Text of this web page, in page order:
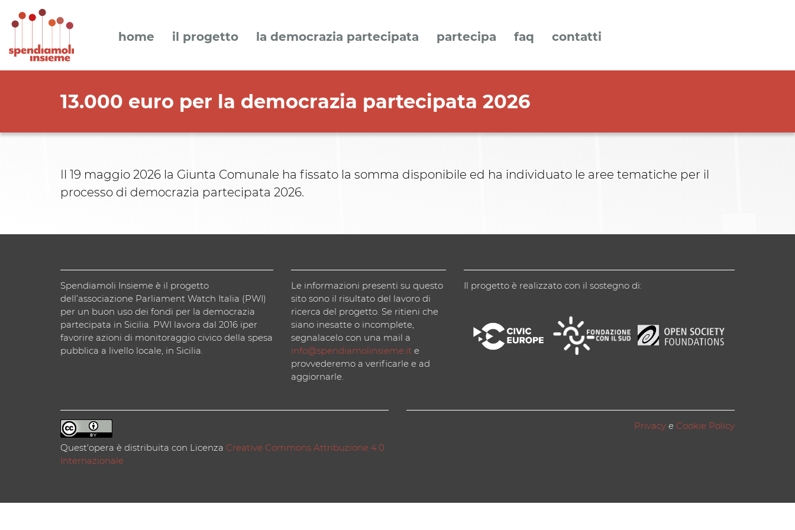
home il progetto la democrazia partecipata partecipa faq contatti
13.000 euro per la democrazia partecipata 2026
Il 19 maggio 2026 la Giunta Comunale ha fissato la somma disponibile ed ha individuato le aree tematiche per il
processo di democrazia partecipata 2026.
Spendiamoli Insieme è il progetto
dell’associazione Parliament Watch Italia (PWI)
per un buon uso dei fondi per la democrazia
partecipata in Sicilia. PWI lavora dal 2016 iper
favorire azioni di monitoraggio civico della spesa
pubblica a livello locale, in Sicilia.
Le informazioni presenti su questo
sito sono il risultato del lavoro di
ricerca del progetto. Se ritieni che
siano inesatte o incomplete,
segnalacelo con una mail a
info@spendiamolinsieme.ite
provvederemo a verificarle e ad
aggiornarle.
Il progetto è realizzato con il sostegno di:
Quest'opera è distribuita con Licenza Creative Commons Attribuzione 4.0
Internazionale
Privacy e Cookie Policy